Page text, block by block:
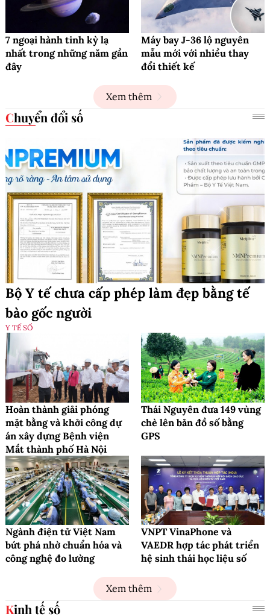
7 ngoại hành tinh kỳ lạ
nhất trong những năm gần
đây
Máy bay J-36 lộ nguyên
mẫu mới với nhiều thay
đổi thiết kế
Xem thêm
Chuyển đổi số
Bộ Y tế chưa cấp phép làm đẹp bằng tế
bào gốc người
Y TẾ SỐ
Hoàn thành giải phóng
mặt bằng và khởi công dự
án xây dựng Bệnh viện
Mắt thành phố Hà Nội
Thái Nguyên đưa 149 vùng
chè lên bản đồ số bằng
GPS
Ngành điện tử Việt Nam
bứt phá nhờ chuẩn hóa và
công nghệ đo lường
VNPT VinaPhone và
VAEDR hợp tác phát triển
hệ sinh thái học liệu số
Xem thêm
Kinh tế số